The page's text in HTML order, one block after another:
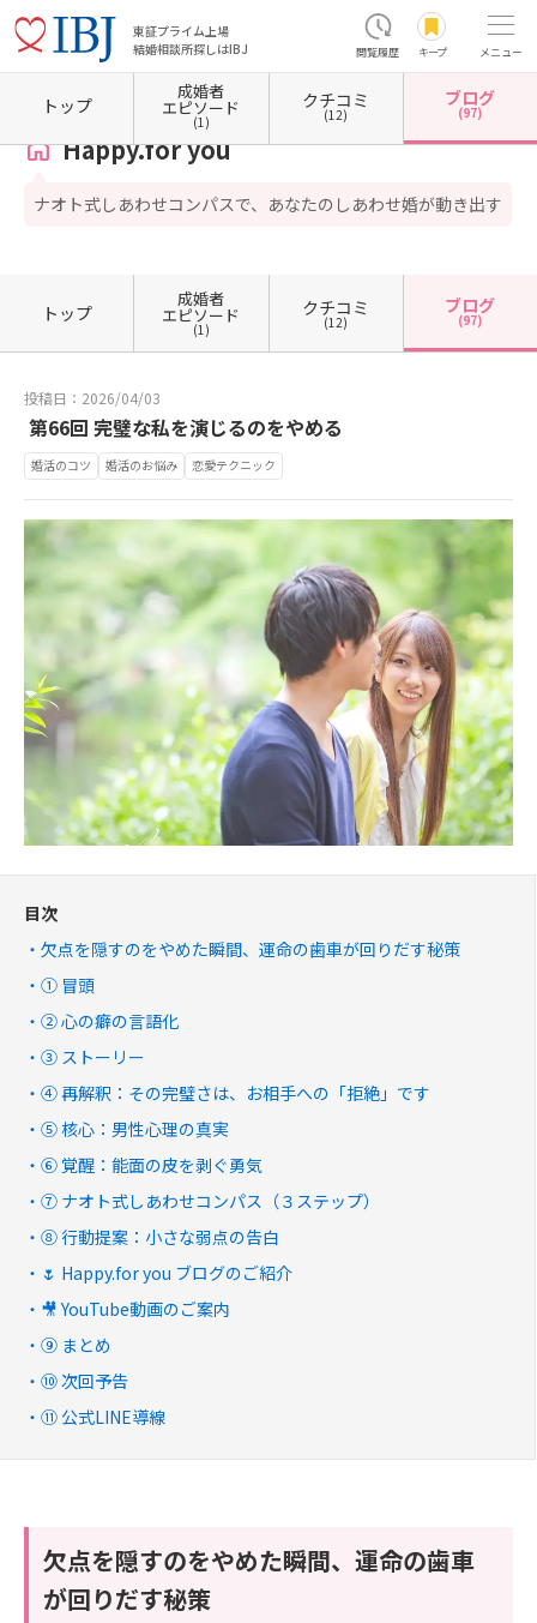
東証プライム上場
結婚相談所探しはIBJ
閲覧履歴 キープ メニュー
ホーム 神奈川県の結婚相談所 神奈川県鎌倉市 Happy.for you カウンセラーブログ一
Happy.for you
ナオト式しあわせコンパスで、あなたのしあわせ婚が動き出す
トップ
成婚者
エピソード
(1)
クチコミ
(12)
ブログ
(97)
トップ
成婚者
エピソード
(1)
クチコミ
(12)
ブログ
(97)
投稿日：2026/04/03
第66回 完璧な私を演じるのをやめる
婚活のコツ 婚活のお悩み 恋愛テクニック
目次
欠点を隠すのをやめた瞬間、運命の歯車が回りだす秘策
① 冒頭
② 心の癖の言語化
③ ストーリー
④ 再解釈：その完璧さは、お相手への「拒絶」です
⑤ 核心：男性心理の真実
⑥ 覚醒：能面の皮を剥ぐ勇気
⑦ ナオト式しあわせコンパス（３ステップ）
⑧ 行動提案：小さな弱点の告白
🌷 Happy.for you ブログのご紹介
🎥 YouTube動画のご案内
⑨ まとめ
⑩ 次回予告
⑪ 公式LINE導線
欠点を隠すのをやめた瞬間、運命の歯車
が回りだす秘策